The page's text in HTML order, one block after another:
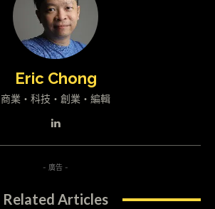
Eric Chong
商業・科技・創業・編輯
- 廣告 -
Related Articles